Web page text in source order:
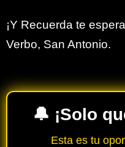
¡Y Recuerda te
Verbo, San Antonio.
🔔 ¡Solo
Esta es tu